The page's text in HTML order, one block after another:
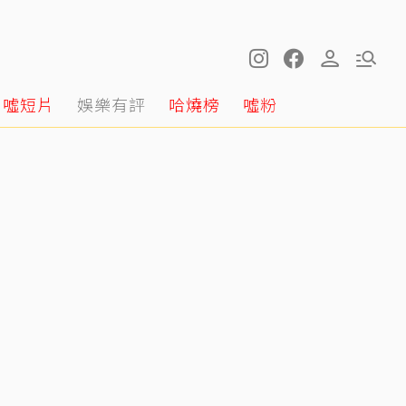
噓短片 娛樂有評 哈燒榜 噓粉